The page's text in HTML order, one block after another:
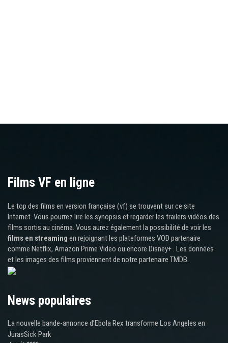
Films VF en ligne
Le top des films en version française (vf) se trouvent sur ce site
Internet. Vous pourrez lire les synopsis et regarder les trailers vidéos des
films sortis au cinéma. Vous aurez également la possibilité de voir les
films en streaming en rejoignant les plateformes VOD partenaire
comme Netflix, Amazon Prime Video ou encore Disney+ . Les données
et les images des films proviennent de notre partenaire TMDB.
News populaires
La nouvelle bande-annonce d’Ebola Rex transforme Los Angeles en
JurasSick Park